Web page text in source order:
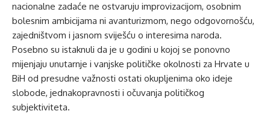
nacionalne zadaće ne ostvaruju improvizacijom, osobnim
bolesnim ambicijama ni avanturizmom, nego odgovornošću,
zajedništvom i jasnom sviješću o interesima naroda.
Posebno su istaknuli da je u godini u kojoj se ponovno
mijenjaju unutarnje i vanjske političke okolnosti za Hrvate u
BiH od presudne važnosti ostati okupljenima oko ideje
slobode, jednakopravnosti i očuvanja političkog
subjektiviteta.